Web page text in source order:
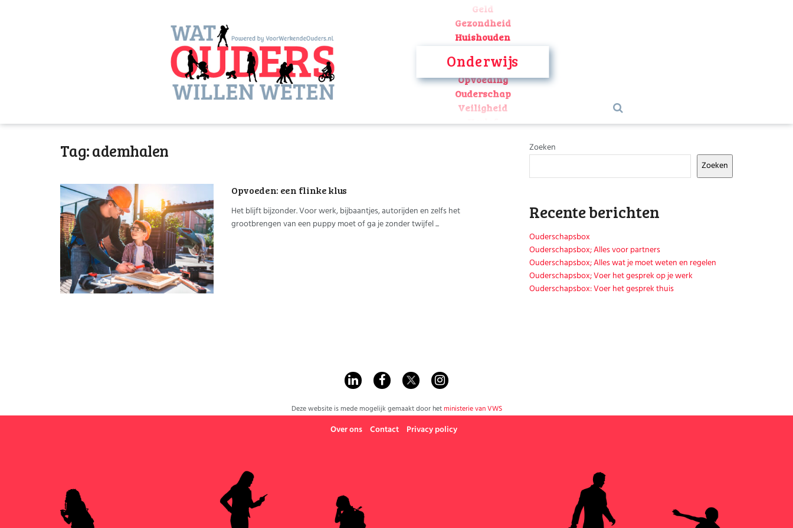
Geld
Gezondheid
Huishouden
Onderwijs
Opvoeding
Ouderschap
Veiligheid
Verlof
Onderwijs
Onderwijs
Tag:ademhalen
Opvoeden: een flinke klus
Het blijft bijzonder. Voor werk, bijbaantjes, autorijden en zelfs het
grootbrengen van een puppy moet of ga je zonder twijfel ...
Zoeken
Zoeken
Recente berichten
Ouderschapsbox
Ouderschapsbox; Alles voor partners
Ouderschapsbox; Alles wat je moet weten en regelen
Ouderschapsbox; Voer het gesprek op je werk
Ouderschapsbox: Voer het gesprek thuis
Deze website is mede mogelijk gemaakt door het ministerie van VWS
Over ons Contact Privacy policy